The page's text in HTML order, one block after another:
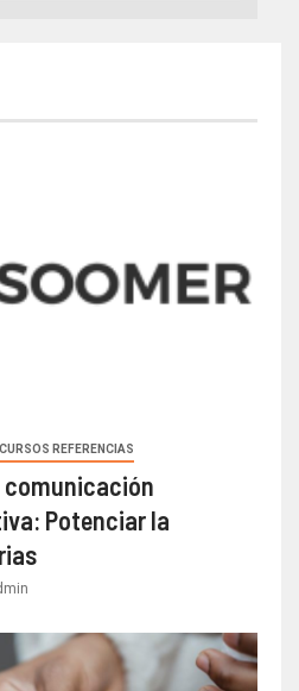
REFERENCIAS
comunicación
Potenciar la